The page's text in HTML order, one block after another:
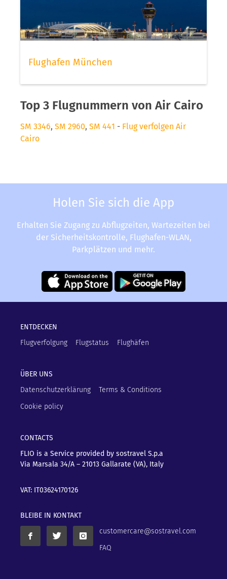
Flughafen München
Top 3 Flugnummern von Air Cairo
SM 3346, SM 2960, SM 441 - Flug verfolgen Air
Cairo
Holen Sie sich die App
Erhalten Sie Zugang zu Abflugzeiten, Wartezeiten bei
der Sicherheitskontrolle, Flughafen-WLAN,
Parkplätzen und mehr.
ENTDECKEN
Flugverfolgung
Flugstatus Flughäfen
ÜBER UNS
Datenschutzerklärung
Terms & Conditions
Cookie policy
CONTACTS
FLIO is a Service provided by sostravel S.p.a
Via Marsala 34/A – 21013 Gallarate (VA), Italy
VAT: IT03624170126
BLEIBE IN KONTAKT
customercare@sostravel.com
FAQ